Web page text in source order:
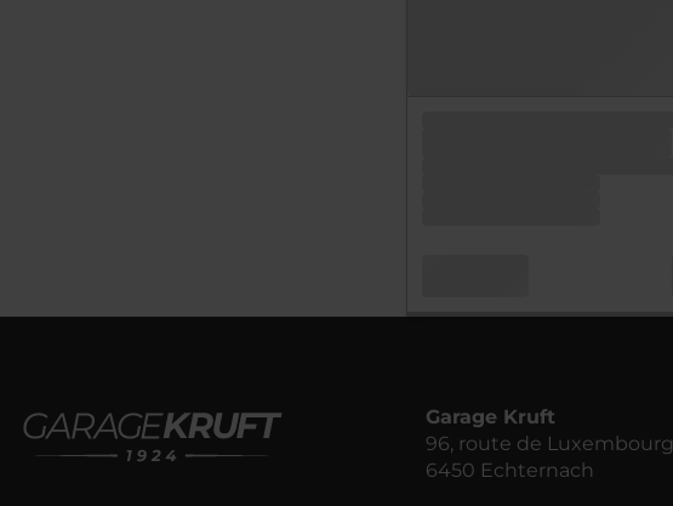
Garage Kruft
96, route de Luxembourg
6450 Echternach